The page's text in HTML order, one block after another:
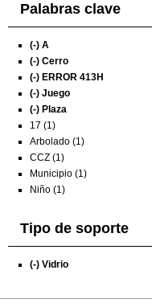
Palabras clave
(-) A
(-) Cerro
(-) ERROR 413H
(-) Juego
(-) Plaza
17 (1)
Arbolado (1)
CCZ (1)
Municipio (1)
Niño (1)
Tipo de soporte
(-) Vidrio